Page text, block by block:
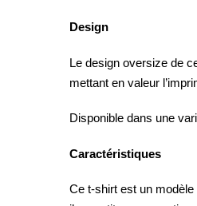
Design
Le design oversize de
mettant en valeur
Disponible dans une
Caractéristiques
Ce t-shirt est un